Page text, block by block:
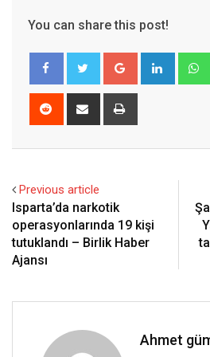
You can share this post!
Google+ LinkedIn
Reddit
Share
Previous article
Isparta’da narkotik
operasyonlarında 19 kişi
tutuklandı – Birlik Haber
Ajansı
Ahmet